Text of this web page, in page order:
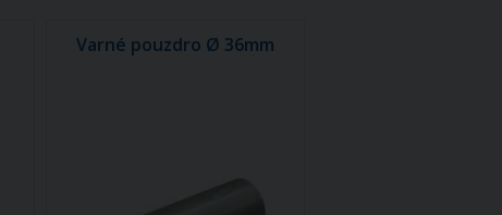
Varné pouzdro Ø 36mm